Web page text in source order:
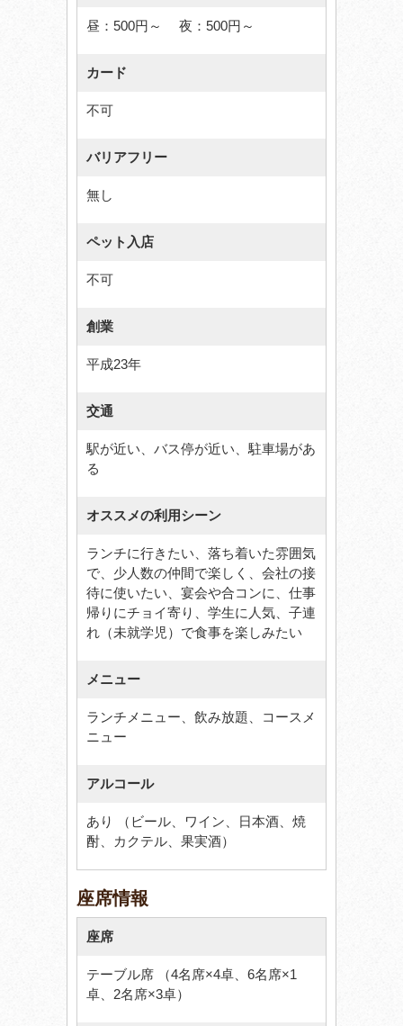
昼：500円～ 夜：500円～
カード
不可
バリアフリー
無し
ペット入店
不可
創業
平成23年
交通
駅が近い、バス停が近い、駐車場があ
る
オススメの利用シーン
ランチに行きたい、落ち着いた雰囲気
で、少人数の仲間で楽しく、会社の接
待に使いたい、宴会や合コンに、仕事
帰りにチョイ寄り、学生に人気、子連
れ（未就学児）で食事を楽しみたい
メニュー
ランチメニュー、飲み放題、コースメ
ニュー
アルコール
あり （ビール、ワイン、日本酒、焼
酎、カクテル、果実酒）
座席情報
座席
テーブル席 （4名席×4卓、6名席×1
卓、2名席×3卓）